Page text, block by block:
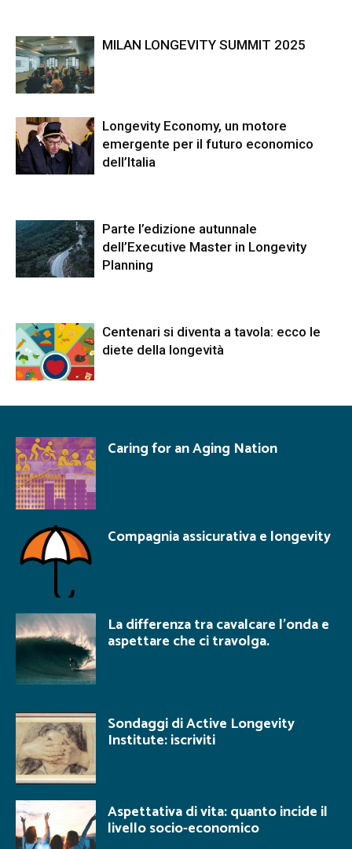
MILAN LONGEVITY SUMMIT 2025
Longevity Economy, un motore
emergente per il futuro economico
dell’Italia
Parte l’edizione autunnale
dell’Executive Master in Longevity
Planning
Centenari si diventa a tavola: ecco le
diete della longevità
Caring for an Aging Nation
Compagnia assicurativa e longevity
La differenza tra cavalcare l’onda e
aspettare che ci travolga.
Sondaggi di Active Longevity
Institute: iscriviti
Aspettativa di vita: quanto incide il
livello socio-economico